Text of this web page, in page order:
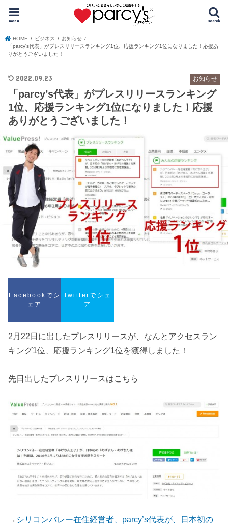
search
menu
HOME ビジネス
お知らせ
「parcy's代表」がプレスリリースランキング1位、応援ランキング1位になりました！応援あ
りがとうございました！
お知らせ
2022.09.23
「parcy’s代表」がプレスリリースランキング
1位、応援ランキング1位になりました！応援
ありがとうございました！
Facebookでシ
ェア
Twitterでシェ
ア
2月22日に出したプレスリリースが、なんとアクセスラン
キング1位、応援ランキング1位を獲得しました！
先日出したプレスリリースはこちら
→ シリコンバレー在住経営者、parcy’s代表が、日本初の